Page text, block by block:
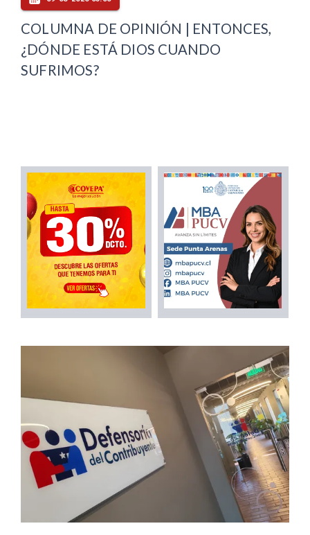
COLUMNA DE OPINIÓN | ENTONCES,
¿DÓNDE ESTÁ DIOS CUANDO
SUFRIMOS?